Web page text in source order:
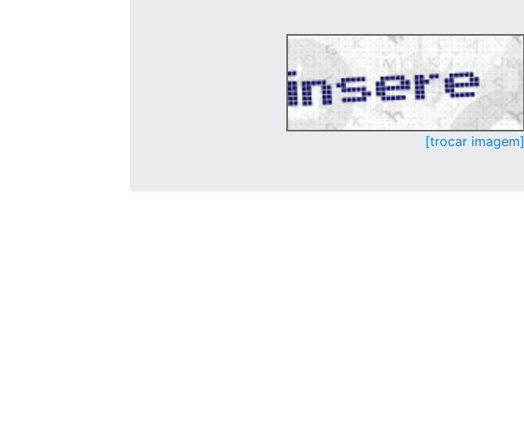
[trocar imagem]